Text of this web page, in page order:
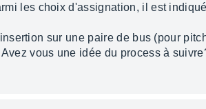
les choix d'assignation, il est
sur une paire de bus (pour
vous une idée du process à